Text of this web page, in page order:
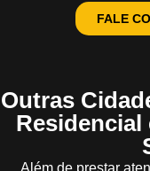
FALE
Outras
Além de prestar